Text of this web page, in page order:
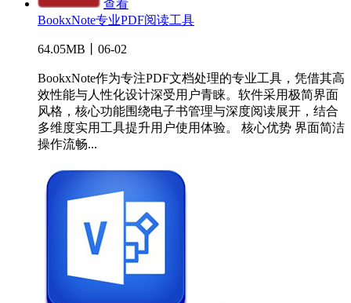
查看
BookxNote专业PDF阅读工具
64.05MB丨06-02
BookxNote作为专注PDF文档处理的专业工具，凭借其高
效性能与人性化设计深受用户青睐。软件采用极简界面
风格，核心功能围绕电子书管理与深度阅读展开，结合
多维度实用工具提升用户使用体验。 核心优势 界面简洁
操作流畅...